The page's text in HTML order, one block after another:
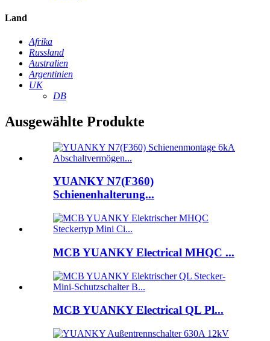
Land
Afrika
Russland
Australien
Argentinien
UK
DB
Ausgewählte Produkte
YUANKY N7(F360)
Schienenhalterung...
MCB YUANKY Electrical MHQC ...
MCB YUANKY Electrical QL Pl...